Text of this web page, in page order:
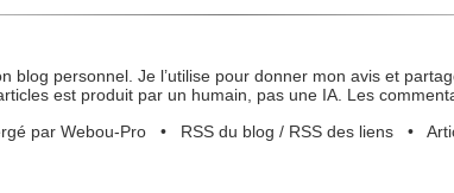
blog personnel. Je l’utilise pour donner mon avis et
est produit par un humain, pas une IA. Les
par Webou-Pro• RSS du blog / RSS des liens•